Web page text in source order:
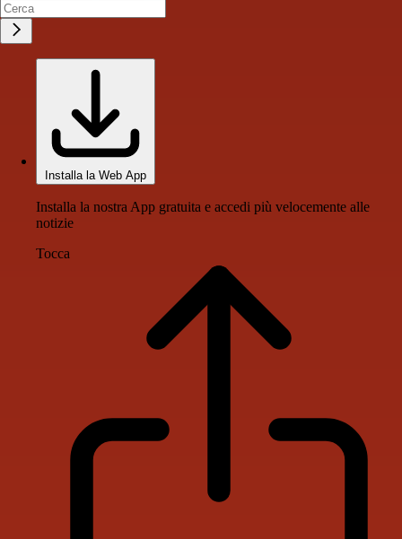
Installa la Web App
Installa la nostra App gratuita e accedi più velocemente alle
notizie
Tocca